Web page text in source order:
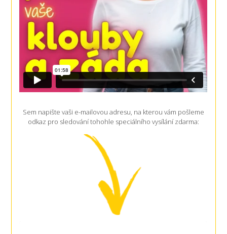
Sem napište vaši e-mailovou adresu, na kterou vám pošleme
odkaz pro sledování tohohle speciálního vysílání zdarma: